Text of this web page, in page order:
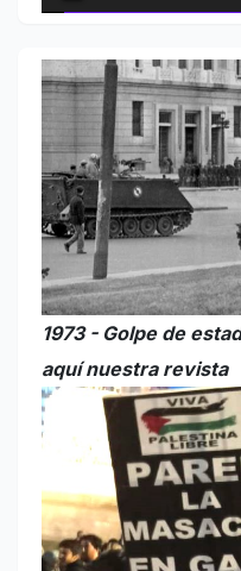
1973 - Golpe de
aquí nuestra revista